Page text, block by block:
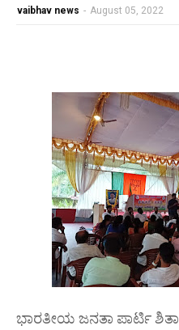
vaibhav news - August 05, 2022
ಭಾರತೀಯ ಜನತಾ ಪಾರ್ಟಿ